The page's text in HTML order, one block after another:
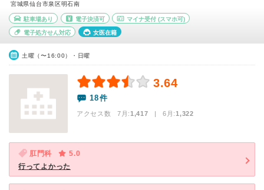
宮城県仙台市泉区明石南
駐車場あり 電子決済可 マイナ受付 (スマホ可)
電子処方せん対応 女医在籍
土曜（〜16:00）・日曜
3.64
18件
アクセス数 7月:1,417 | 6月:1,322
肛門科
5.0
行ってよかった